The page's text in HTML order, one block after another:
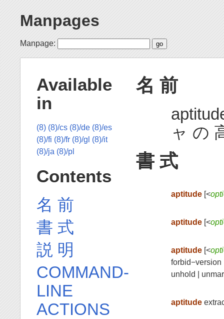
Manpages
Manpage:
名 前
ャ の
書 式
aptitude[<
aptitude[<
aptitude[<
forbid−version
unhold |
aptitude
Available
in
(8) (8)/cs (8)/de (8)/es
(8)/fi (8)/fr (8)/gl (8)/it
(8)/ja (8)/pl
Contents
名 前
書 式
説 明
COMMAND-
LINE
ACTIONS